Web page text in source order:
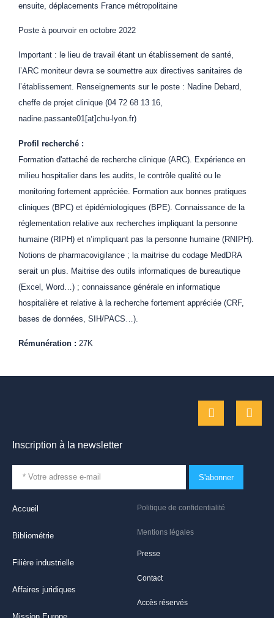
ensuite, déplacements France métropolitaine
Poste à pourvoir en octobre 2022
Important : le lieu de travail étant un établissement de santé,
l’ARC moniteur devra se soumettre aux directives sanitaires de
l’établissement. Renseignements sur le poste : Nadine Debard,
cheffe de projet clinique (04 72 68 13 16,
nadine.passante01[at]chu-lyon.fr)
Profil recherché :
Formation d'attaché de recherche clinique (ARC). Expérience en
milieu hospitalier dans les audits, le contrôle qualité ou le
monitoring fortement appréciée. Formation aux bonnes pratiques
cliniques (BPC) et épidémiologiques (BPE). Connaissance de la
réglementation relative aux recherches impliquant la personne
humaine (RIPH) et n’impliquant pas la personne humaine (RNIPH).
Notions de pharmacovigilance ; la maitrise du codage MedDRA
serait un plus. Maitrise des outils informatiques de bureautique
(Excel, Word…) ; connaissance générale en informatique
hospitalière et relative à la recherche fortement appréciée (CRF,
bases de données, SIH/PACS…).
Rémunération : 27K
Politique de confidentialité
Mentions légales
Presse
Contact
Accès réservés
Accueil
Bibliométrie
Filière industrielle
Affaires juridiques
Inscription à la newsletter
S'abonner